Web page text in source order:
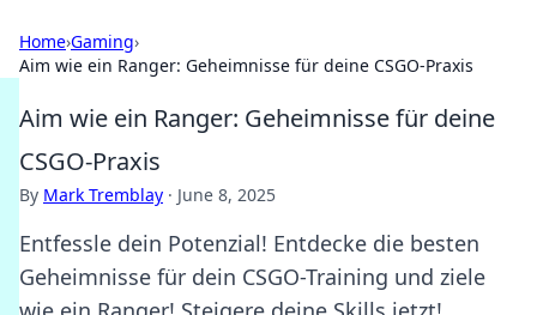
Home›Gaming›
Aim wie ein Ranger: Geheimnisse für deine CSGO-Praxis
Aim wie ein Ranger: Geheimnisse für deine
CSGO-Praxis
By Mark Tremblay · June 8, 2025
Entfessle dein Potenzial! Entdecke die besten
Geheimnisse für dein CSGO-Training und ziele